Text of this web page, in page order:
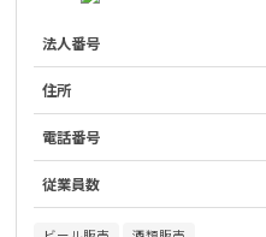
法人番号
住所
電話番号
従業員数